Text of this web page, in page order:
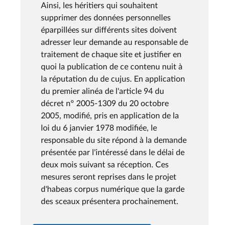
Ainsi, les héritiers qui souhaitent
supprimer des données personnelles
éparpillées sur différents sites doivent
adresser leur demande au responsable de
traitement de chaque site et justifier en
quoi la publication de ce contenu nuit à
la réputation du de cujus. En application
du premier alinéa de l'article 94 du
décret n° 2005-1309 du 20 octobre
2005, modifié, pris en application de la
loi du 6 janvier 1978 modifiée, le
responsable du site répond à la demande
présentée par l'intéressé dans le délai de
deux mois suivant sa réception. Ces
mesures seront reprises dans le projet
d'habeas corpus numérique que la garde
des sceaux présentera prochainement.